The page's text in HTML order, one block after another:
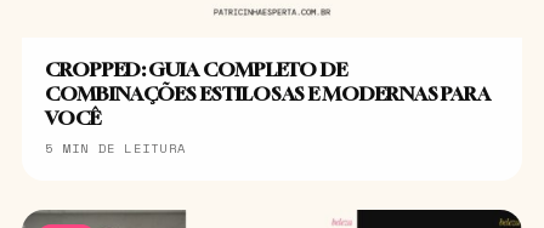
CROPPED: GUIA COMPLETO DE
COMBINAÇÕES ESTILOSAS E MODERNAS PARA
VOCÊ
5 MIN DE LEITURA